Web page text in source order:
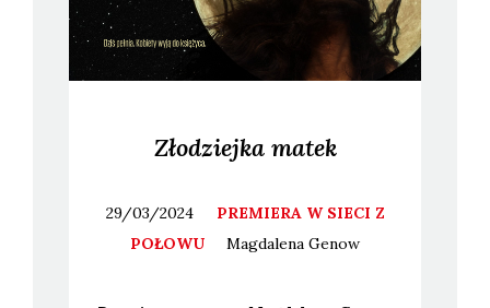
Złodziejka matek
29/03/2024
PREMIERA W SIECI Z
POŁOWU
Magdalena Genow